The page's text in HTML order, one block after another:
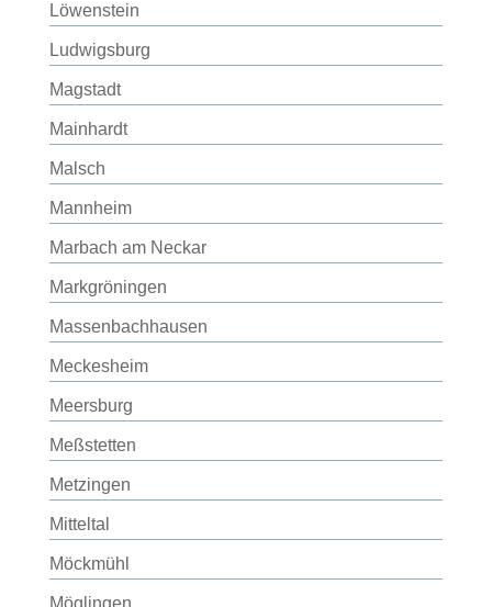
Löwenstein
Ludwigsburg
Magstadt
Mainhardt
Malsch
Mannheim
Marbach am Neckar
Markgröningen
Massenbachhausen
Meckesheim
Meersburg
Meßstetten
Metzingen
Mitteltal
Möckmühl
Möglingen